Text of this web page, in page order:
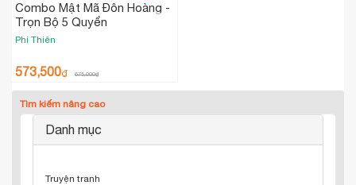
Combo Mật Mã Đôn Hoàng -
Trọn Bộ 5 Quyển
Phi Thiên
573,500₫ 675,000₫
Tìm kiếm nâng cao
Danh mục
Truyện tranh